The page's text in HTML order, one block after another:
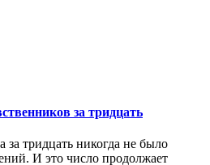
за тридцать
за тридцать никогда не было
И это число продолжает